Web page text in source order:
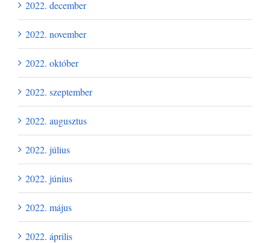
2022. december
2022. november
2022. október
2022. szeptember
2022. augusztus
2022. július
2022. június
2022. május
2022. április